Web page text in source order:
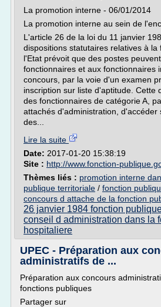
La promotion interne - 06/01/2014
La promotion interne au sein de
L'article 26 de la loi du 11 janvier
dispositions statutaires relatives à la
l'Etat prévoit que des postes
fonctionnaires et aux fonctionnaires
concours, par la voie d'un examen
inscription sur liste d'aptitude. Cette
des fonctionnaires de catégorie A,
attachés d'administration, d'accéder
des...
Lire la suite
Date: 2017-01-20 15:38:19
Site : http://www.fonction-
Thèmes liés : promotion interne
publique territoriale / fonction
concours d attache de la fonction
26 janvier 1984 fonction
conseil d administration dans la
hospitaliere
UPEC - Préparation aux
administratifs de ...
Préparation aux concours
fonctions publiques
Partager sur